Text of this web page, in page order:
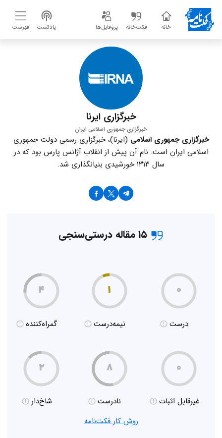
خانه فکت‌خانه پروفایل‌ها پادکست فهرست
خبرگزاری ایرنا
خبرگزاری جمهوری اسلامی ایران
خبرگزاری جمهوری اسلامی (ایرنا)، خبرگزاری رسمی دولت جمهوری
اسلامی ایران است. نام آن پیش از انقلاب آژانس پارس بود که در
سال ۱۳۱۳ خورشیدی بنیانگذاری شد.
۱۵ مقاله درستی‌سنجی
۰
درست
۱
نیمه‌درست
۴
گمراه‌کننده
۰
غیر‌قابل اثبات
۸
نادرست
۲
شاخ‌دار
روش کار فکت‌نامه